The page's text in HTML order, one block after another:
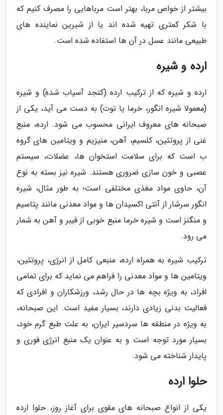
بیشتر از خواص مربا، بهتر است مرباهایی را مصرف کنیم که
با شکر کمتری تهیه شده اند یا از شیرین نماینده های
طبیعی مانند عسل در آن ها استفاده شده است.
ارده و شیره
ارده و شیره که از ترکیب ارده (کنجد آسیاب شده) و شیره
(معمولا شیره انگور، خرما یا توت) به دست می آید، یکی از
صبحانه های معروف ایرانی محسوب می شود. ارده، منبع
غنی از پروتئین، کلسیم، آهن، منیزیم و ویتامین های گروه
ب است که برای سلامت استخوان ها، عضلات، سیستم
عصبی و خون سازی ضروری هستند. شیره نیز بسته به نوع
آن، حاوی مواد مغذی مختلفی است؛ به طور مثال، شیره
انگور سرشار از آنتی اکسیدان ها و مواد معدنی مانند پتاسیم
و منگنز است و شیره خرما منبع خوبی از فیبر و آهن به شمار
می رود.
ترکیب شیره به همراه ارده، منبعی کامل از انرژی، پروتئین،
ویتامین ها و مواد معدنی را فراهم می نماید که برای تمامی
افراد، به ویژه بچه ها در حال رشد، ورزشکاران و افرادی که
فعالیت بدنی زیادی دارند، بسیار مفید است. این صبحانه،
به ویژه در منطقه ها سردسیر ایران، به علت طبع گرم خود،
بسیار مورد توجه است و به عنوان یک منبع انرژی فوری و
پایدار شناخته می شود.
حلوا ارده
یکی از انواع صبحانه های مقوی برای آغاز روز، حلوا ارده